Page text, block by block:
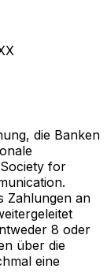
die Banken
for
Zahlungen an
8 oder
über die
eine